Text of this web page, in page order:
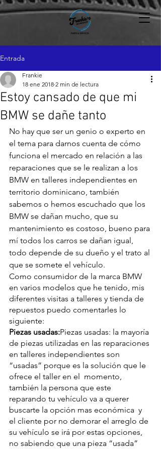
Entrada
Estoy cansado de que mi
BMW se dañe tanto
Frankie
18 ene 2018 2 min de lectura
No hay que ser un genio o experto en
el tema para darnos cuenta de cómo
funciona el mercado en relación a las
reparaciones que se le realizan a los
BMW en talleres independientes en
territorio dominicano, también
sabemos o hemos escuchado que los
BMW se dañan mucho, que su
mantenimiento es costoso, bueno para
mí todos los carros se dañan igual,
todo depende de su dueño y el trato al
que se somete el vehículo.
Como consumidor de la marca BMW
en varios modelos que he tenido, mis
diferentes visitas a talleres y tienda de
repuestos puedo comentarles lo
siguiente:
Piezas usadas:Piezas usadas: la mayoría
de piezas utilizadas en las reparaciones
en talleres independientes son
“usadas” porque es la solución que le
ofrece el taller en el  momento,
también la persona que este
reparando tu vehículo va a querer
buscarte la opción mas económica  y
el cliente por no demorar el arreglo de
su vehículo se irá por estas opciones,
no sabiendo que una pieza “usada”